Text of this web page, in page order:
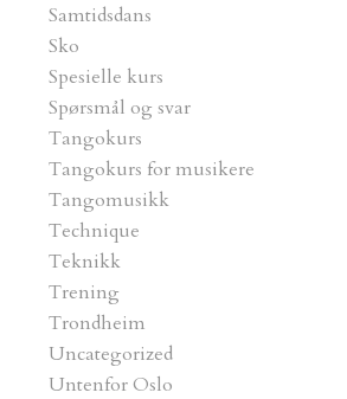
Samtidsdans
Sko
Spesielle kurs
Spørsmål og svar
Tangokurs
Tangokurs for musikere
Tangomusikk
Technique
Teknikk
Trening
Trondheim
Uncategorized
Untenfor Oslo